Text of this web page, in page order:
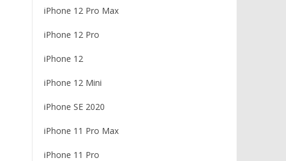
iPhone 12 Pro Max
iPhone 12 Pro
iPhone 12
iPhone 12 Mini
iPhone SE 2020
iPhone 11 Pro Max
iPhone 11 Pro